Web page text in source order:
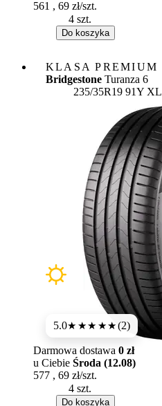
Dostępność:
561 , 69 zł/szt.
Do koszyka
KLASA PREMIUM
Bridgestone Turanza 6
235/35R19 91Y XL
5.0★★★★★(2)
Dostępność:
Darmowa dostawa 0 zł
u Ciebie Środa (12.08)
577 , 69 zł/szt.
Do koszyka